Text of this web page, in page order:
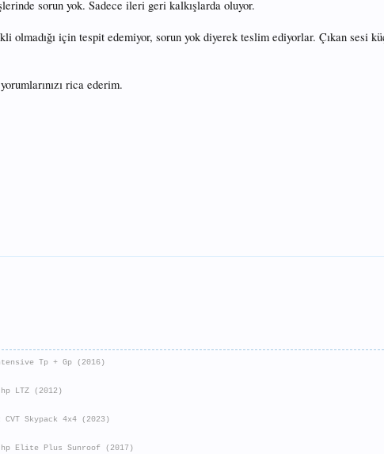
sorun yok. Sadece ileri geri kalkışlarda oluyor.
olmadığı için tespit edemiyor, sorun yok diyerek teslim ediyorlar. Çıkan sesi
rica ederim.
Tp + Gp (2016)
LTZ (2012)
Skypack 4x4 (2023)
Elite Plus Sunroof (2017)